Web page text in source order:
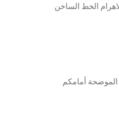
الخط الساخن
الموضحة أمامكم